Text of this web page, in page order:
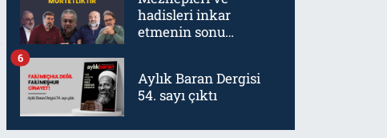
hadisleri inkar
etmenin sonu
Aylık Baran Dergisi
54. sayı çıktı
6